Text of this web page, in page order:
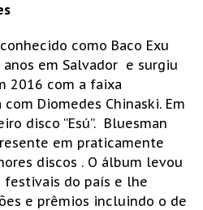
como Baco Exu
em Salvador e surgiu
2016 com a faixa
com Diomedes Chinaski. Em
disco “Esú”. Bluesman
em praticamente
discos . O álbum levou
festivais do país e lhe
e prêmios incluindo o de